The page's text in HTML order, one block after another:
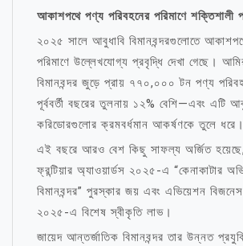
আকাশপথে পণ্য পরিবহনের পরিমাণে শক্তিশালী
২০২৫ সালে আবুধাবি বিমানবন্দরগুলোতে
পরিমাণে উল্লেখযোগ্য প্রবৃদ্ধি দেখা গেছে।
বিমানবন্দর জুড়ে প্রায় ৭৭০,০০০ টন পণ্য
পূর্ববর্তী বছরের তুলনায় ১২% বেশি—এবং এটি
করিডোরগুলোর ক্রমবর্ধমান আকর্ষণকে তুলে ধরে।
এই বছরে আরও বেশ কিছু সাফল্য অর্জিত হয়েছে,
ফ্রন্টিয়ার অ্যাওয়ার্ডস ২০২৫-এ “কেনাকাটার
বিমানবন্দর” পুরস্কার জয় এবং এভিয়েশন
২০২৫-এ বিশেষ স্বীকৃতি লাভ।
জায়েদ আন্তর্জাতিক বিমানবন্দর তার উন্নত